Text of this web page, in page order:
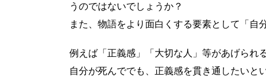
うのではないでしょうか？
また、物語をより面白くする要素として「自
例えば「正義感」「大切な人」等があげられ
自分が死んででも、正義感を貫き通したいと